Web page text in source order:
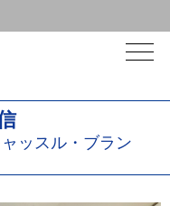
ッスル・ブラン